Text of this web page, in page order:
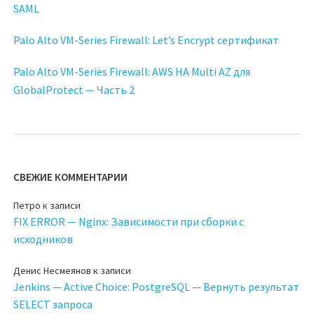
SAML
Palo Alto VM-Series Firewall: Let’s Encrypt сертификат
Palo Alto VM-Series Firewall: AWS HA Multi AZ для
GlobalProtect — Часть 2
СВЕЖИЕ КОММЕНТАРИИ
Петро к записи
FIX ERROR — Nginx: Зависимости при сборки с
исходников
Денис Несмеянов к записи
Jenkins — Active Choice: PostgreSQL — Вернуть результат
SELECT запроса